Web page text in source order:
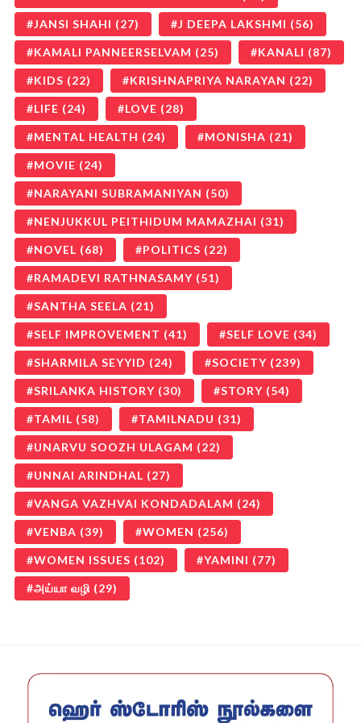
JANSI SHAHI (27) J DEEPA LAKSHMI (56)
KAMALI PANNEERSELVAM (25) KANALI (87)
KIDS (22) KRISHNAPRIYA NARAYAN (22)
LIFE (24) LOVE (28)
MENTAL HEALTH (24) MONISHA (21)
MOVIE (24)
NARAYANI SUBRAMANIYAN (50)
NENJUKKUL PEITHIDUM MAMAZHAI (31)
NOVEL (68) POLITICS (22)
RAMADEVI RATHNASAMY (51)
SANTHA SEELA (21)
SELF IMPROVEMENT (41) SELF LOVE (34)
SHARMILA SEYYID (24) SOCIETY (239)
SRILANKA HISTORY (30) STORY (54)
TAMIL (58) TAMILNADU (31)
UNARVU SOOZH ULAGAM (22)
UNNAI ARINDHAL (27)
VANGA VAZHVAI KONDADALAM (24)
VENBA (39) WOMEN (256)
WOMEN ISSUES (102) YAMINI (77)
அய்யா வழி (29)